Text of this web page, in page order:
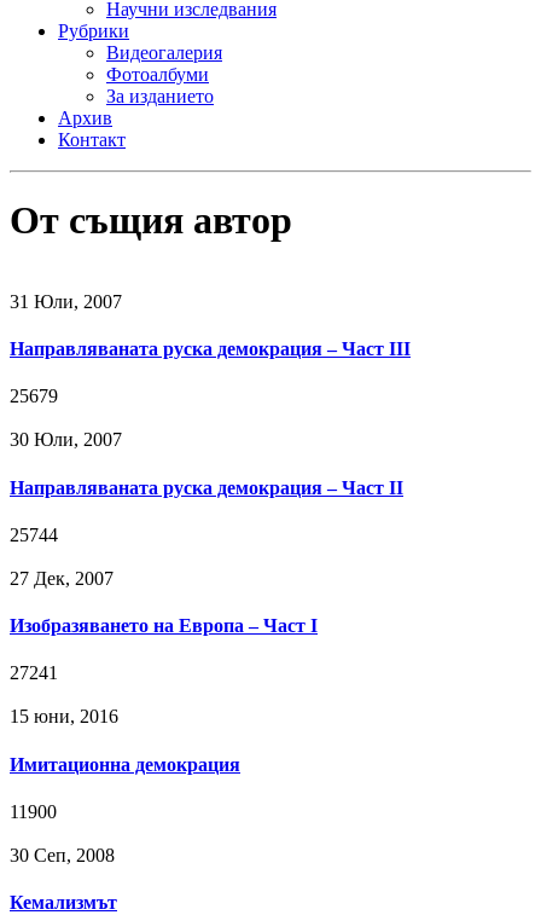
Научни изследвания
Рубрики
Видеогалерия
Фотоалбуми
За изданието
Архив
Контакт
От същия автор
31 Юли, 2007
Направляваната руска демокрация – Част III
25679
30 Юли, 2007
Направляваната руска демокрация – Част II
25744
27 Дек, 2007
Изобразяването на Европа – Част I
27241
15 юни, 2016
Имитационна демокрация
11900
30 Сeп, 2008
Кемализмът